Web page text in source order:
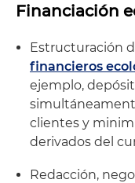
Financiación
Estructuración
financieros
ejemplo,
clientes y
derivados del
Redacción,